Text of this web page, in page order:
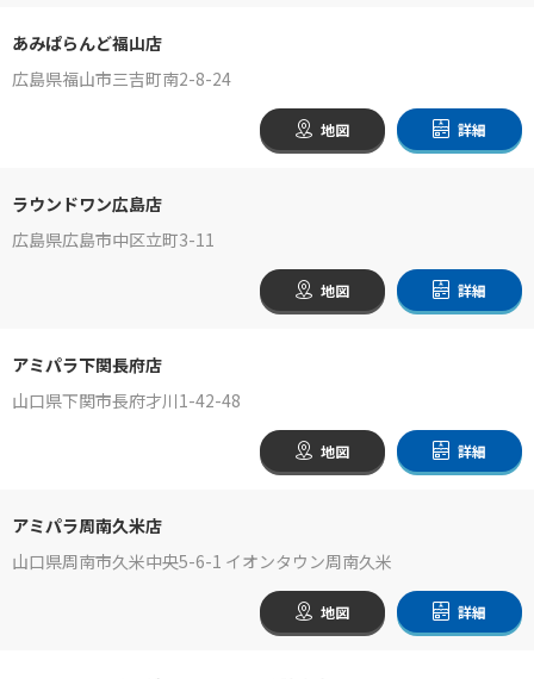
あみぱらんど福山店
広島県福山市三吉町南2-8-24
地図 詳細
ラウンドワン広島店
広島県広島市中区立町3-11
地図 詳細
アミパラ下関長府店
山口県下関市長府才川1-42-48
地図 詳細
アミパラ周南久米店
山口県周南市久米中央5-6-1 イオンタウン周南久米
地図 詳細